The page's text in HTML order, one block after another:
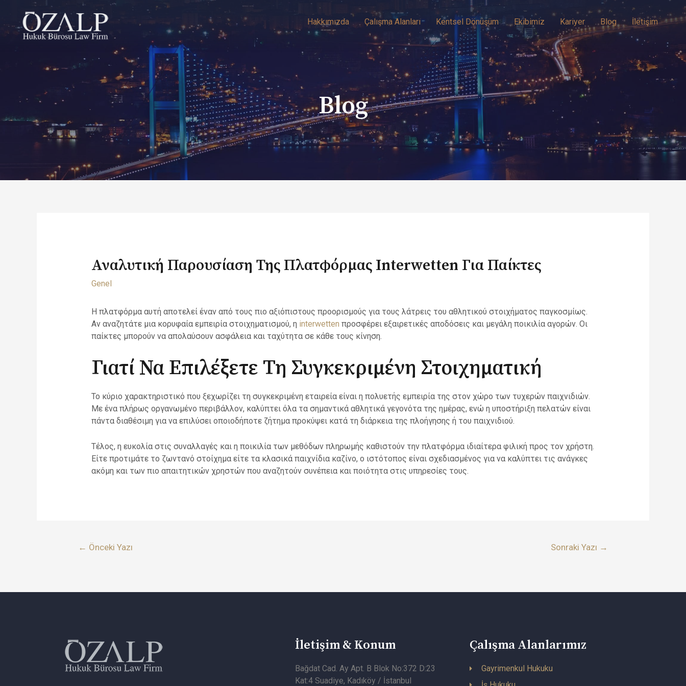
Hakkımızda Çalışma Alanları Kentsel Dönüşüm Ekibimiz Kariyer Blog İletişim
Blog
Αναλυτική Παρουσίαση Της Πλατφόρμας Interwetten Για Παίκτες
Genel
Η πλατφόρμα αυτή αποτελεί έναν από τους πιο αξιόπιστους προορισμούς για τους λάτρεις του αθλητικού στοιχήματος παγκοσμίως.
Αν αναζητάτε μια κορυφαία εμπειρία στοιχηματισμού, η interwetten προσφέρει εξαιρετικές αποδόσεις και μεγάλη ποικιλία αγορών. Οι
παίκτες μπορούν να απολαύσουν ασφάλεια και ταχύτητα σε κάθε τους κίνηση.
Γιατί Να Επιλέξετε Τη Συγκεκριμένη Στοιχηματική
Το κύριο χαρακτηριστικό που ξεχωρίζει τη συγκεκριμένη εταιρεία είναι η πολυετής εμπειρία της στον χώρο των τυχερών παιχνιδιών.
Με ένα πλήρως οργανωμένο περιβάλλον, καλύπτει όλα τα σημαντικά αθλητικά γεγονότα της ημέρας, ενώ η υποστήριξη πελατών είναι
πάντα διαθέσιμη για να επιλύσει οποιοδήποτε ζήτημα προκύψει κατά τη διάρκεια της πλοήγησης ή του παιχνιδιού.
Τέλος, η ευκολία στις συναλλαγές και η ποικιλία των μεθόδων πληρωμής καθιστούν την πλατφόρμα ιδιαίτερα φιλική προς τον χρήστη.
Είτε προτιμάτε το ζωντανό στοίχημα είτε τα κλασικά παιχνίδια καζίνο, ο ιστότοπος είναι σχεδιασμένος για να καλύπτει τις ανάγκες
ακόμη και των πιο απαιτητικών χρηστών που αναζητούν συνέπεια και ποιότητα στις υπηρεσίες τους.
← Önceki Yazı Sonraki Yazı →
İletişim & Konum
Bağdat Cad. Ay Apt. B Blok No:372 D:23
Kat:4 Suadiye, Kadıköy / İstanbul
Çalışma Alanlarımız
Gayrimenkul Hukuku